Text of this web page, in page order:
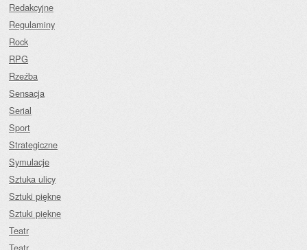
Redakcyjne
Regulaminy
Rock
RPG
Rzeźba
Sensacja
Serial
Sport
Strategiczne
Symulacje
Sztuka ulicy
Sztuki piękne
Sztuki piękne
Teatr